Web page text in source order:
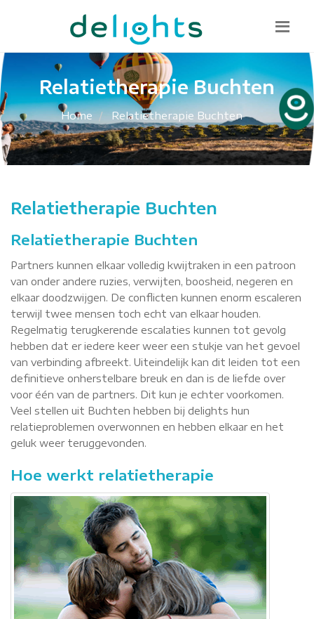
085 130 1482
info@delights.nu
Relatietherapie Buchten
Home Relatietherapie Buchten
Relatietherapie Buchten
Relatietherapie Buchten
Partners kunnen elkaar volledig kwijtraken in een patroon
van onder andere ruzies, verwijten, boosheid, negeren en
elkaar doodzwijgen. De conflicten kunnen enorm escaleren
terwijl twee mensen toch echt van elkaar houden.
Regelmatig terugkerende escalaties kunnen tot gevolg
hebben dat er iedere keer weer een stukje van het gevoel
van verbinding afbreekt. Uiteindelijk kan dit leiden tot een
definitieve onherstelbare breuk en dan is de liefde over
voor één van de partners. Dit kun je echter voorkomen.
Veel stellen uit Buchten hebben bij delights hun
relatieproblemen overwonnen en hebben elkaar en het
geluk weer teruggevonden.
Hoe werkt relatietherapie